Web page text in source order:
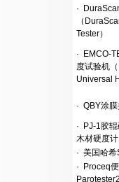
·
（
Tester）
· EMCO-
度试验机
Universal
· QBY涂
· PJ-1胶
木材硬度计
· 美国哈希
· Proceq
Parotester2